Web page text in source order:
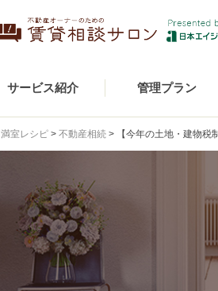
サービス紹介 管理プラン
満室レシピ > 不動産相続 > 【今年の土地・建物